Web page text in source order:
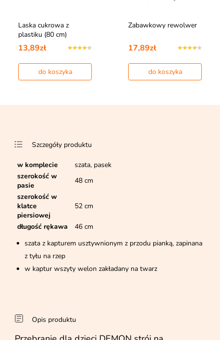
Laska cukrowa z
plastiku (80 cm)
13,89zł
do koszyka
Zabawkowy rewolwer
17,89zł
do koszyka
Szczegóły produktu
w komplecie
szata, pasek
szerokość w
pasie
48 cm
szerokość w
klatce
piersiowej
52 cm
długość rękawa
46 cm
szata z kapturem usztywnionym z przodu pianką, zapinana
z tyłu na rzep
w kaptur wszyty welon zakładany na twarz
Opis produktu